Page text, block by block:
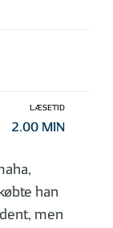
LÆSETID
2.00 MIN
han
men